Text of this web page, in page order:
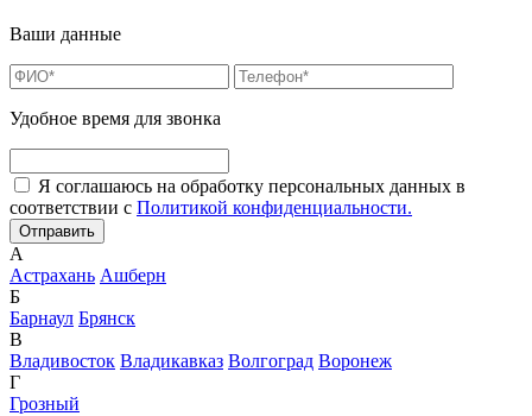
Ваши данные
Удобное время для звонка
Я соглашаюсь на обработку персональных данных в
соответствии с Политикой конфиденциальности.
А
Астрахань Ашберн
Б
Барнаул Брянск
В
Владивосток Владикавказ Волгоград Воронеж
Г
Грозный